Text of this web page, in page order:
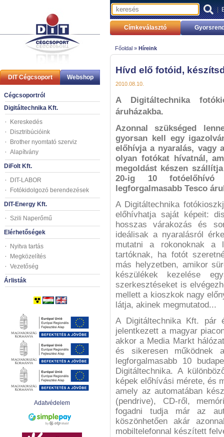
DIT Cégcsoport Webshop
Cégcsoportról
Digitáltechnika Kft.
Kereskedés
Disztribúcióink
Brother nyomtató szerviz
Alapítvány
DiFolt Kft.
DIT-LABOR
Fotókidolgozó berendezések
DIT-Energy Kft.
Szili Naperőmű
Elérhetőségek
Nyitva tartás
Megközelítés
Vezetőség
Árlisták
Adatvédelem
|
Címkeválasztó
Főoldal » Híreink
Hívd elő fotóid,
2010.08.10.
A Digitáltechnika
áruházakba.
Azonnal szükséged
gyorsan kell egy
előhívja a nyaralás, vagy
olyan fotókat hívatnál,
megoldást készen
20-ig 10 fotóelőhívó
legforgalmasabb Tesco
A Digitáltechnika
előhívhatja saját képeit:
hosszas várakozás és
ideálisak a nyaralásról
mutatni a rokonoknak a
tartóknak, ha fotót
más helyzetben, amikor
készülékek kezelése
szerkesztéseket is
mellett a kioszkok nagy
látja, akinek megmutatod...
A Digitáltechnika Kft. pár
jelentkezett a magyar
akkor a Media Markt
és sikeresen működnek
legforgalmasabb 10
Digitáltechnika. A
képek előhívási mérete, és
amely az automatában
(pendrive), CD-ről,
fogadni tudja már az
köszönhetően akár
mobiltelefonnal készített